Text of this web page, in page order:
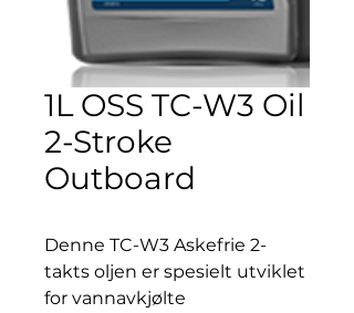
1L OSS TC-W3 Oil
2-Stroke
Outboard
Denne TC-W3 Askefrie 2-
takts oljen er spesielt utviklet
for vannavkjølte